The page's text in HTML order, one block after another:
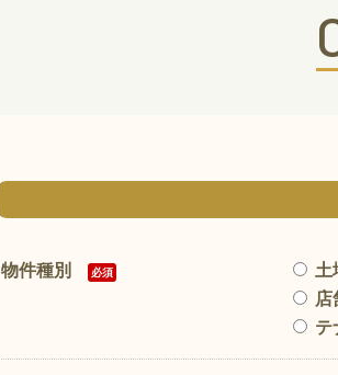
物件種別 必須
土
店
テ